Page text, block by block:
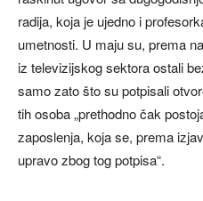
radija, koja je ujedno i
umetnosti. U maju su, prema
iz televizijskog sektora ostali
samo zato što su potpisali
tih osoba „prethodno čak
zaposlenja, koja se, prema
upravo zbog tog potpisa“.